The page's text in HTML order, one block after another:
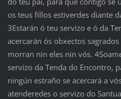
os teus fillos estiverdes diante
3Estarán ó teu servizo e ó da
acercarán ós obxectos
morran nin eles nin vós.
servizo da Tenda do Encontro,
ningún estraño se acercará a
atenderedes o servizo do